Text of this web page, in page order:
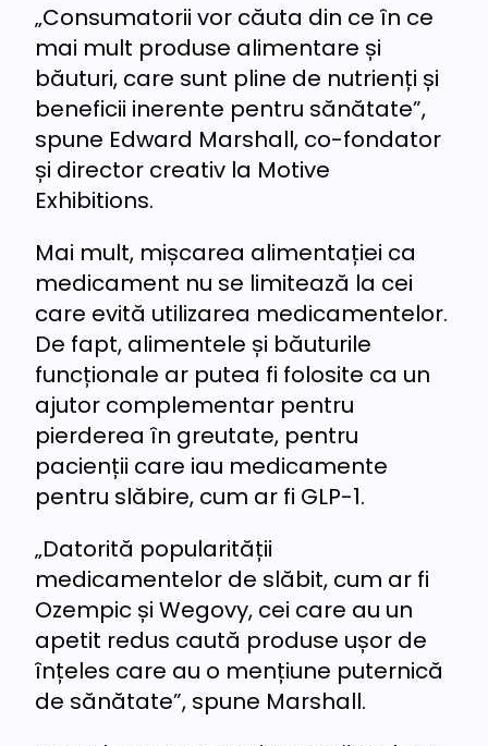
„Consumatorii vor căuta din ce în ce
mai mult produse alimentare și
băuturi, care sunt pline de nutrienți și
beneficii inerente pentru sănătate”,
spune Edward Marshall, co-fondator
și director creativ la Motive
Exhibitions.
Mai mult, mișcarea alimentației ca
medicament nu se limitează la cei
care evită utilizarea medicamentelor.
De fapt, alimentele și băuturile
funcționale ar putea fi folosite ca un
ajutor complementar pentru
pierderea în greutate, pentru
pacienții care iau medicamente
pentru slăbire, cum ar fi GLP-1.
„Datorită popularității
medicamentelor de slăbit, cum ar fi
Ozempic și Wegovy, cei care au un
apetit redus caută produse ușor de
înțeles care au o mențiune puternică
de sănătate”, spune Marshall.